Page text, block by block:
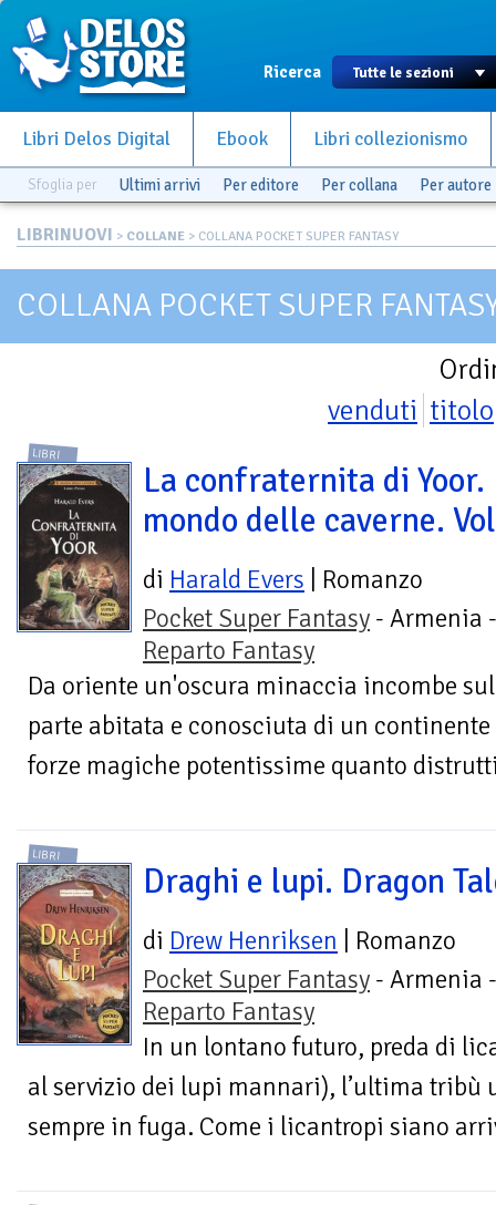
Ricerca
Libri Delos Digital Ebook Libri collezionismo
Sfoglia per Ultimi arrivi Per editore Per collana Per autore
LIBRINUOVI > COLLANE > COLLANA POCKET SUPER FANTASY
COLLANA POCKET SUPER
venduti titolo
LIBRI
La confraternita di Yoor.
mondo delle caverne.
di Harald Evers | Romanzo
Pocket Super Fantasy - Armenia -
Reparto Fantasy
Da oriente un'oscura minaccia incombe
parte abitata e conosciuta di un continente
forze magiche potentissime quanto
LIBRI
Draghi e lupi. Dragon
di Drew Henriksen | Romanzo
Pocket Super Fantasy - Armenia -
Reparto Fantasy
In un lontano futuro, preda di
al servizio dei lupi mannari), l’ultima tribù
sempre in fuga. Come i licantropi siano